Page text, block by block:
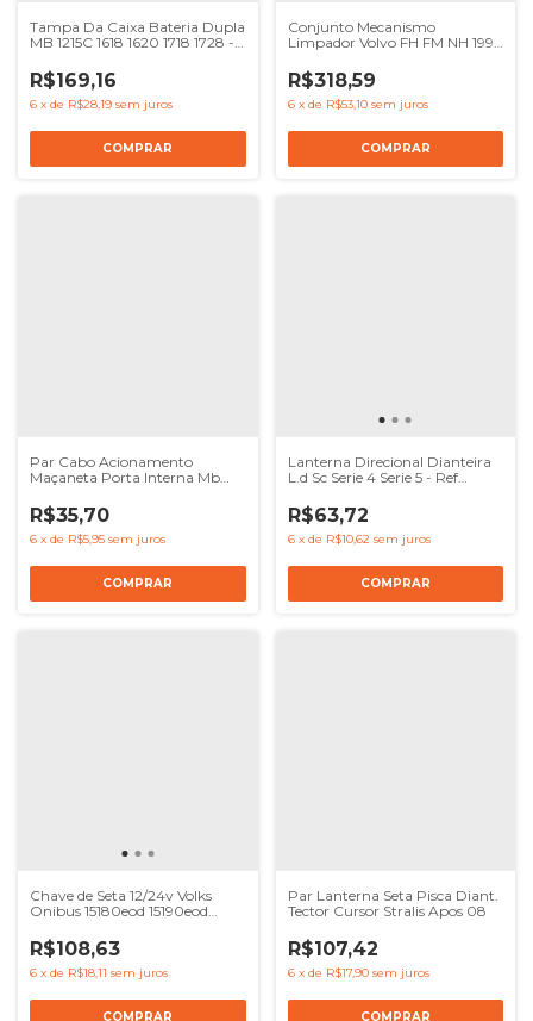
Tampa Da Caixa Bateria Dupla
MB 1215C 1618 1620 1718 1728 -
R$169,16
6 x de R$28,19 sem juros
Conjunto Mecanismo
Limpador Volvo FH FM NH 1994
R$318,59
6 x de R$53,10 sem juros
Par Cabo Acionamento
Maçaneta Porta Interna Mb
R$35,70
6 x de R$5,95 sem juros
Lanterna Direcional Dianteira
L.d Sc Serie 4 Serie 5 - Ref
R$63,72
6 x de R$10,62 sem juros
Chave de Seta 12/24v Volks
Onibus 15180eod 15190eod
9150e 10160 Apos 05 - Ref
2R0953513A
R$108,63
6 x de R$18,11 sem juros
Par Lanterna Seta Pisca Diant.
Tector Cursor Stralis Apos 08
R$107,42
6 x de R$17,90 sem juros